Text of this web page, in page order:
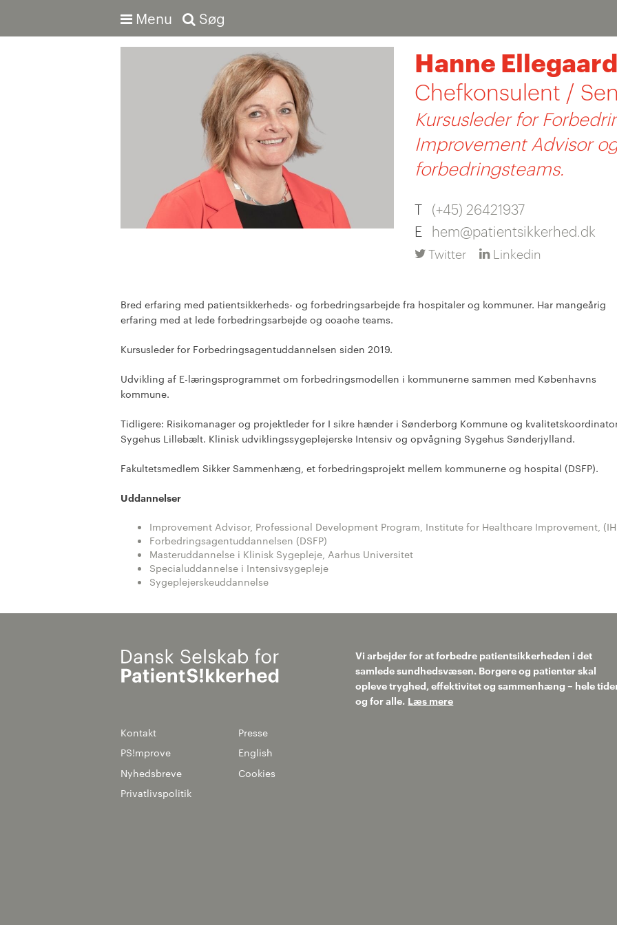
Menu Søg
Avanceret søgning
Hanne
Chefkonsulent /
Kursusleder for
Improvement Advisor
forbedringsteams.
T (+45) 26421937
E hem@patientsikkerhed.dk
Twitter Linkedin
Bred erfaring med patientsikkerheds- og forbedringsarbejde fra hospitaler og kommuner. Har mangeårig
erfaring med at lede forbedringsarbejde og coache teams.
Kursusleder for Forbedringsagentuddannelsen siden 2019.
Udvikling af E-læringsprogrammet om forbedringsmodellen i kommunerne sammen med Københavns
kommune.
Tidligere: Risikomanager og projektleder for I sikre hænder i Sønderborg Kommune og
Sygehus Lillebælt. Klinisk udviklingssygeplejerske Intensiv og opvågning Sygehus Sønderjylland.
Fakultetsmedlem Sikker Sammenhæng, et forbedringsprojekt mellem kommunerne og hospital (DSFP).
Uddannelser
Improvement Advisor, Professional Development Program, Institute for Healthcare Improvement,
Forbedringsagentuddannelsen (DSFP)
Masteruddannelse i Klinisk Sygepleje, Aarhus Universitet
Specialuddannelse i Intensivsygepleje
Sygeplejerskeuddannelse
Kontakt
Presse
PS!mprove
English
Nyhedsbreve
Cookies
Privatlivspolitik
Vi arbejder for at forbedre patientsikkerheden i det
samlede sundhedsvæsen. Borgere og patienter skal
opleve tryghed, effektivitet og sammenhæng – hele
og for alle. Læs mere